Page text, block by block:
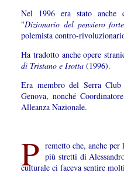
Nel 1996 era stato anche
"Dizionario del pensiero
polemista contro-
Ha tradotto anche opere
di Tristano e Isotta (1996).
Era membro del Serra
Genova, nonché
Alleanza Nazionale.
P remetto che, anche
più stretti di
culturale ci faceva sentire